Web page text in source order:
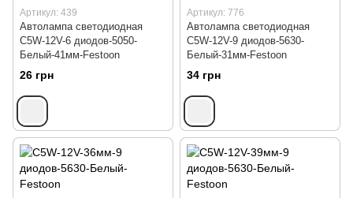
Артикул: 439
Автолампа светодиодная
C5W-12V-6 диодов-5050-
Белый-41мм-Festoon
26 грн
Артикул: 776
Автолампа светодиодная
C5W-12V-9 диодов-5630-
Белый-31мм-Festoon
34 грн